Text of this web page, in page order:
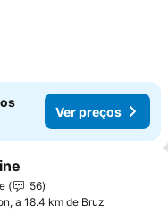
Ver preços
aos favoritos
56
a 18.4 km de Bruz